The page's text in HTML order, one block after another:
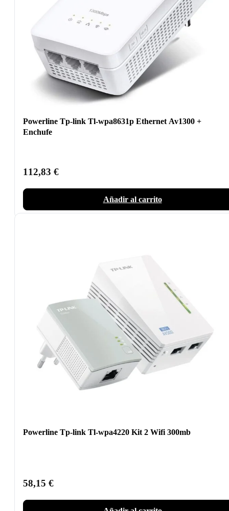
Powerline Tp-link Tl-wpa8631p Ethernet Av1300 +
Enchufe
112,83 €
Añadir al carrito
Powerline Tp-link Tl-wpa4220 Kit 2 Wifi 300mb
58,15 €